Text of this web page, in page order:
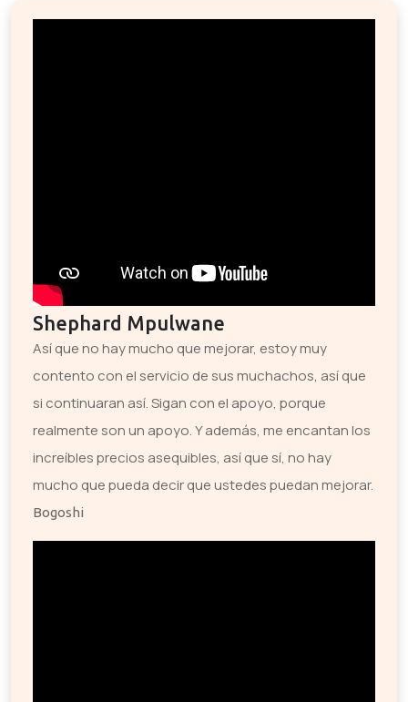
Shephard Mpulwane
Así que no hay mucho que mejorar, estoy muy
contento con el servicio de sus muchachos, así que
si continuaran así. Sigan con el apoyo, porque
realmente son un apoyo. Y además, me encantan los
increíbles precios asequibles, así que sí, no hay
mucho que pueda decir que ustedes puedan mejorar.
Bogoshi